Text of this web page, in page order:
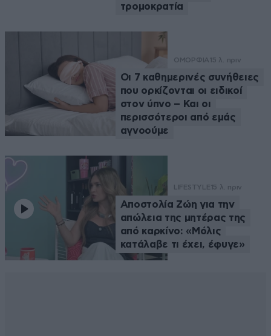
τρομοκρατία
ΟΜΟΡΦΙΑ 15 λ. πριν
Οι 7 καθημερινές συνήθειες
που ορκίζονται οι ειδικοί
στον ύπνο – Και οι
περισσότεροι από εμάς
αγνοούμε
LIFESTYLE 15 λ. πριν
Αποστολία Ζώη για την
απώλεια της μητέρας της
από καρκίνο: «Μόλις
κατάλαβε τι έχει, έφυγε»